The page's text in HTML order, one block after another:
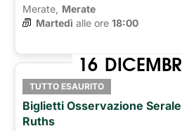
Merate, Merate
Martedì alle ore 18:00
16
TUTTO ESAURITO
Biglietti Osservazione
Ruths